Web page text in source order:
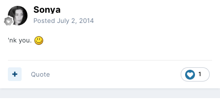
Sonya
Posted July 2, 2014
'nk you.
1
Quote